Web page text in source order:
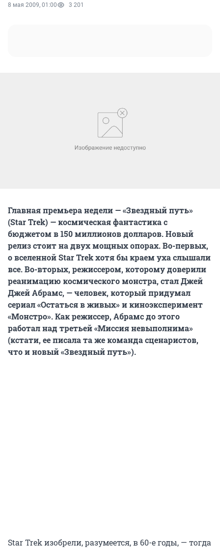
8 мая 2009, 01:00 3 201
Главная премьера недели — «Звездный путь»
(Star Trek) — космическая фантастика с
бюджетом в 150 миллионов долларов. Новый
релиз стоит на двух мощных опорах. Во-первых,
о вселенной Star Trek хотя бы краем уха слышали
все. Во-вторых, режиссером, которому доверили
реанимацию космического монстра, стал Джей
Джей Абрамс, — человек, который придумал
сериал «Остаться в живых» и киноэксперимент
«Монстро». Как режиссер, Абрамс до этого
работал над третьей «Миссия невыполнима»
(кстати, ее писала та же команда сценаристов,
что и новый «Звездный путь»).
Star Trek изобрели, разумеется, в 60-е годы, — тогда